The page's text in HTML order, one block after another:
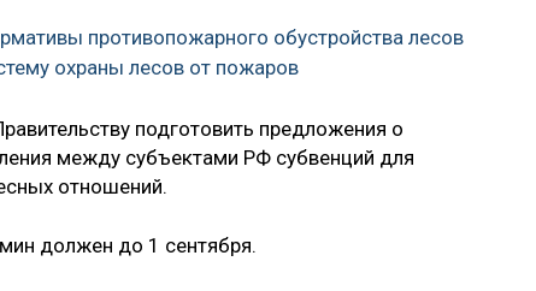
противопожарного обустройства лесов
охраны лесов от пожаров
подготовить предложения о
между субъектами РФ субвенций для
отношений.
должен до 1 сентября.